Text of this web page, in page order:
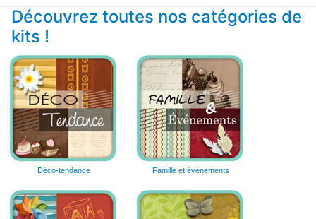
Découvrez toutes nos catégories de
kits !
Déco-tendance Famille et événements